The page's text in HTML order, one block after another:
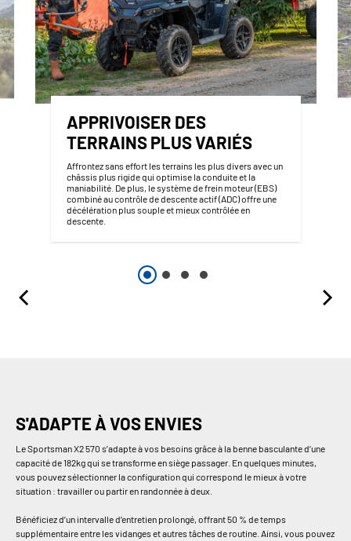
APPRIVOISER DES
TERRAINS PLUS VARIÉS
Affrontez sans effort les terrains les plus divers avec un
châssis plus rigide qui optimise la conduite et la
maniabilité. De plus, le système de frein moteur (EBS)
combiné au contrôle de descente actif (ADC) offre une
décélération plus souple et mieux contrôlée en
descente.
S'ADAPTE À VOS ENVIES
Le Sportsman X2 570 s’adapte à vos besoins grâce à la benne basculante d’une
capacité de 182kg qui se transforme en siège passager. En quelques minutes,
vous pouvez sélectionner la configuration qui correspond le mieux à votre
situation : travailler ou partir en randonnée à deux.
Bénéficiez d’un intervalle d’entretien prolongé, offrant 50 % de temps
supplémentaire entre les vidanges et autres tâches de routine. Ainsi, vous pouvez